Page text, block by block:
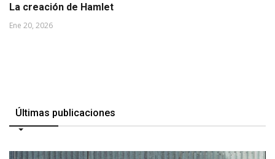
La creación de Hamlet
Ene 20, 2026
Últimas publicaciones